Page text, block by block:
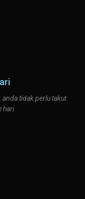
tidak perlu takut
hari